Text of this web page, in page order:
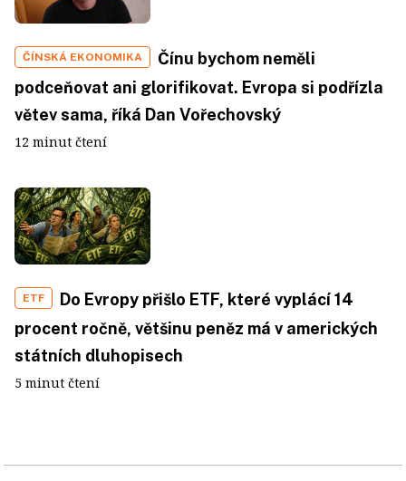
ČÍNSKÁ EKONOMIKA
Čínu bychom neměli
podceňovat ani glorifikovat. Evropa si podřízla
větev sama, říká Dan Vořechovský
12 minut čtení
ETF
Do Evropy přišlo ETF, které vyplácí 14
procent ročně, většinu peněz má v amerických
státních dluhopisech
5 minut čtení